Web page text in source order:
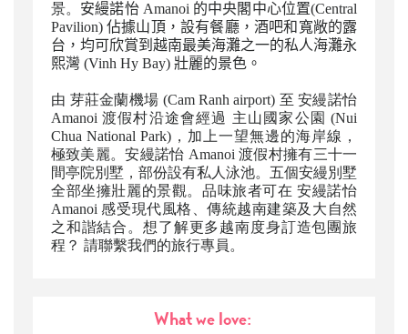
景。 安縵諾怡 Amanoi 的中央閣中心位置(Central
Pavilion) 佔據山頂，設有餐廳，酒吧和寬敞的露
台，均可欣賞到 越南最美海灘之一的私人海灘永
熙灣 (Vinh Hy Bay) 壯麗的景色。
由 芽莊金蘭機場 (Cam Ranh airport) 至 安縵諾怡
Amanoi 渡假村沿途會經過 主山國家公園 (Nui
Chua National Park)，加上一望無邊的海岸線，
極致美麗。安縵諾怡 Amanoi 渡假村擁有三十一
間亭院別墅，部份設有私人泳池。五個安縵別墅
全部坐擁壯麗的景觀。品味旅者可在 安縵諾怡
Amanoi 感受現代風格、傳統越南建築及大自然
之和諧結合。想了解更多越南度身訂造包團旅
程？ 請聯繫我們的旅行專員。
What we love: